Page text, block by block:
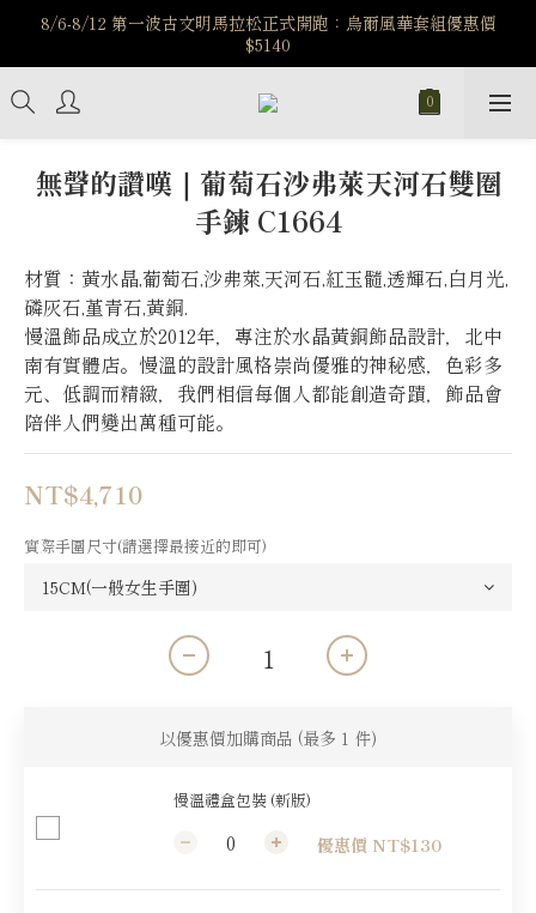
️8/6-8/12 第一波古文明馬拉松正式開跑：烏爾風華套組優惠價
$5140
️8/6-8/12 第一波古文明馬拉松正式開跑：烏爾風華套組優惠價
$5140
7/15-8/25 神秘星象學系列｜獅子座時區 項鍊 X 戒指 X 手鍊 享福
利
新註冊會員享$100購物金，立即註冊，踏上飾品的奇幻之旅
️8/6-8/12 第一波古文明馬拉松正式開跑：烏爾風華套組優惠價
無聲的讚嘆｜葡萄石沙弗萊天河石雙圈
手鍊 C1664
材質：黃水晶,葡萄石,沙弗萊,天河石,紅玉髓,透輝石,白月光,
磷灰石,堇青石,黃銅.
慢溫飾品成立於2012年，專注於水晶黃銅飾品設計，北中
南有實體店。慢溫的設計風格崇尚優雅的神秘感，色彩多
元、低調而精緻，我們相信每個人都能創造奇蹟，飾品會
陪伴人們變出萬種可能。
NT$4,710
實際手圍尺寸(請選擇最接近的即可)
以優惠價加購商品 (最多 1 件)
慢溫禮盒包裝 (新版)
優惠價 NT$130